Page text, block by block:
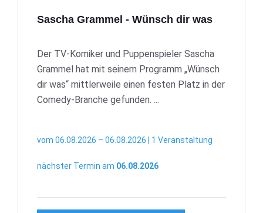
Sascha Grammel - Wünsch dir was
Der TV-Komiker und Puppenspieler Sascha
Grammel hat mit seinem Programm „Wünsch
dir was“ mittlerweile einen festen Platz in der
Comedy-Branche gefunden. ...
vom 06.08.2026 – 06.08.2026 | 1 Veranstaltung
nächster Termin am 06.08.2026